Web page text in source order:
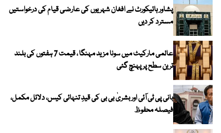
پشاور ہائیکورٹ نے افغان شہریوں کی عارضی قیام کی درخواستیں
مسترد کر دیں
عالمی مارکیٹ میں سونا مزید مہنگا ، قیمت 7 ہفتوں کی بلند
ترین سطح پر پہنچ گئی
بانی پی ٹی آئی اور بشریٰ بی بی کی قیدِ تنہائی کیس، دلائل مکمل،
فیصلہ محفوظ